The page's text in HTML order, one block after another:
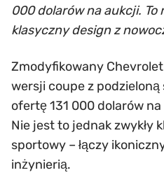
000 dolarów na aukcji. To
klasyczny design z
Zmodyfikowany
wersji coupe z podzieloną
ofertę 131 000 dolarów
Nie jest to jednak zwykły
sportowy – łączy
inżynierią.